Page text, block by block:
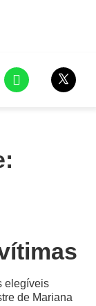
elegíveis
de Mariana